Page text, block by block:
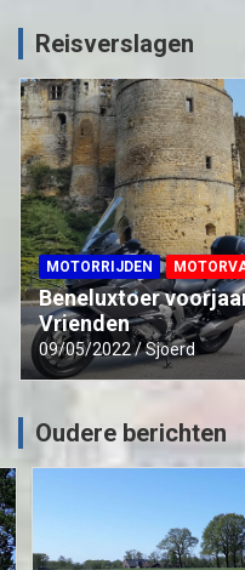
Reisverslagen
MOTORRIJDEN
Beneluxtoer
Vrienden
09/05/2022 Sjoerd
Oudere berichten